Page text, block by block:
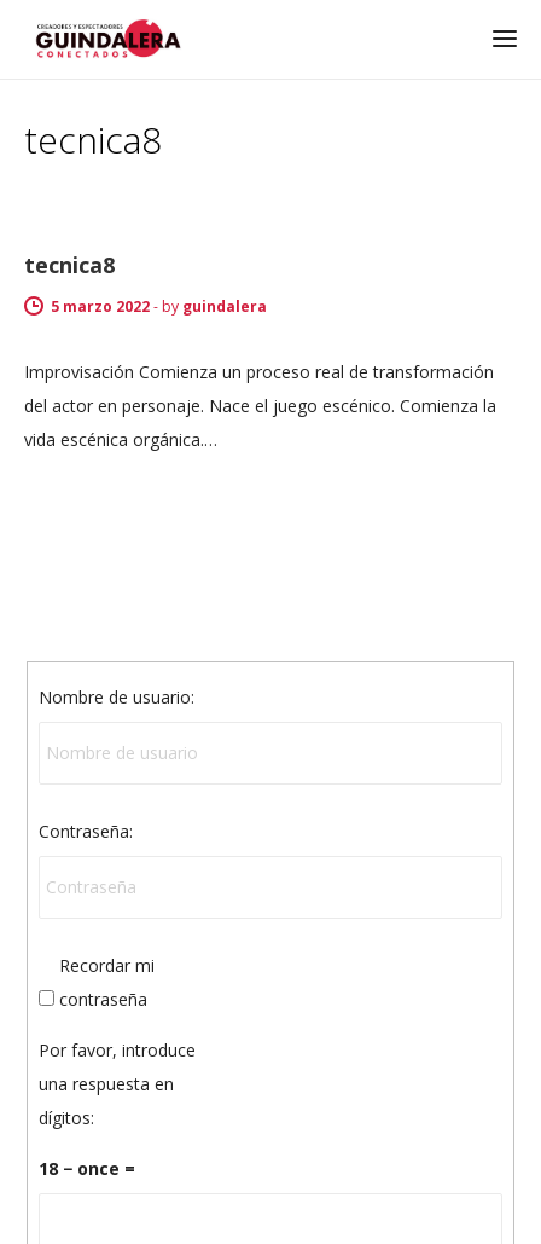
tecnica8
tecnica8
5 marzo 2022- by guindalera
Improvisación Comienza un proceso real de transformación
del actor en personaje. Nace el juego escénico. Comienza la
vida escénica orgánica.…
Nombre de usuario:
Contraseña:
Recordar mi
contraseña
Por favor, introduce
una respuesta en
dígitos:
18 − once =